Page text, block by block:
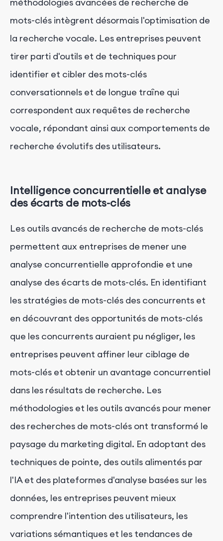
méthodologies avancées de recherche de
mots-clés intègrent désormais l'optimisation de
la recherche vocale. Les entreprises peuvent
tirer parti d'outils et de techniques pour
identifier et cibler des mots-clés
conversationnels et de longue traîne qui
correspondent aux requêtes de recherche
vocale, répondant ainsi aux comportements de
recherche évolutifs des utilisateurs.
Intelligence concurrentielle et analyse
des écarts de mots-clés
Les outils avancés de recherche de mots-clés
permettent aux entreprises de mener une
analyse concurrentielle approfondie et une
analyse des écarts de mots-clés. En identifiant
les stratégies de mots-clés des concurrents et
en découvrant des opportunités de mots-clés
que les concurrents auraient pu négliger, les
entreprises peuvent affiner leur ciblage de
mots-clés et obtenir un avantage concurrentiel
dans les résultats de recherche. Les
méthodologies et les outils avancés pour mener
des recherches de mots-clés ont transformé le
paysage du marketing digital. En adoptant des
techniques de pointe, des outils alimentés par
l'IA et des plateformes d'analyse basées sur les
données, les entreprises peuvent mieux
comprendre l'intention des utilisateurs, les
variations sémantiques et les tendances de